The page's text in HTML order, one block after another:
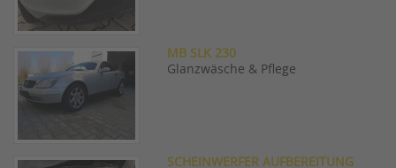
MB SLK 230
Glanzwäsche & Pflege
SCHEINWERFER AUFBEREITUNG